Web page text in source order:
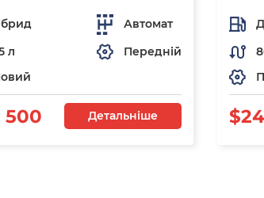
Автомат
л
Передній
500 Детальніше